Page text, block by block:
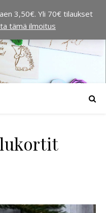
3,50€. Yli 70€ tilaukset
tämä ilmoitus